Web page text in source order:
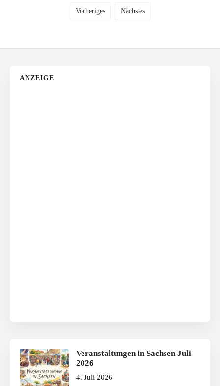
Vorheriges Nächstes
ANZEIGE
Veranstaltungen in Sachsen Juli
2026
4. Juli 2026